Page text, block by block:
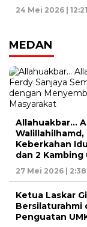
24 Mei 2026 |
MEDAN
Allahuakbar…
Walillahilhamd,
Keberkahan
dan 2
27 Mei 2026 |
Ketua Laskar
Bersilaturahmi
Penguatan